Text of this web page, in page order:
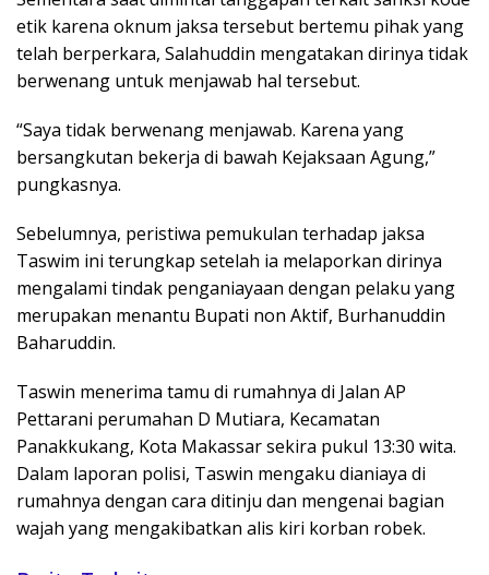
etik karena oknum jaksa tersebut bertemu pihak yang
telah berperkara, Salahuddin mengatakan dirinya tidak
berwenang untuk menjawab hal tersebut.
“Saya tidak berwenang menjawab. Karena yang
bersangkutan bekerja di bawah Kejaksaan Agung,”
pungkasnya.
Sebelumnya, peristiwa pemukulan terhadap jaksa
Taswim ini terungkap setelah ia melaporkan dirinya
mengalami tindak penganiayaan dengan pelaku yang
merupakan menantu Bupati non Aktif, Burhanuddin
Baharuddin.
Taswin menerima tamu di rumahnya di Jalan AP
Pettarani perumahan D Mutiara, Kecamatan
Panakkukang, Kota Makassar sekira pukul 13:30 wita.
Dalam laporan polisi, Taswin mengaku dianiaya di
rumahnya dengan cara ditinju dan mengenai bagian
wajah yang mengakibatkan alis kiri korban robek.